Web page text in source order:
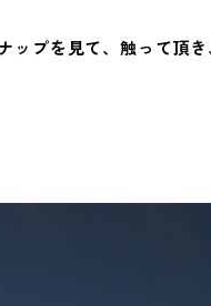
プを見て、触って頂